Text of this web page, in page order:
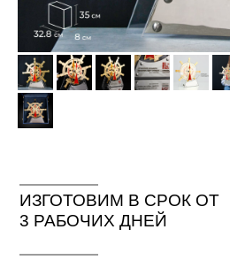
ИЗГОТОВИМ В СРОК ОТ
3 РАБОЧИХ ДНЕЙ